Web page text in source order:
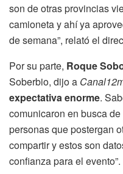
son de otras provincias
camioneta y ahí ya
de semana”, relató el
Por su parte, Roque
Soberbio, dijo a
expectativa enorme.
comunicaron en busca
personas que postergan
compartir y estos son
confianza para el evento”.